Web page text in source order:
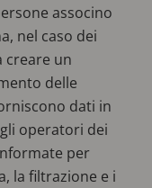
associno
nel caso dei
creare un
delle
dati in
operatori dei
per
la filtrazione e i